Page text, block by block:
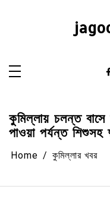
কুমিল্লায় চলন্ত
পাওয়া পর্যন্ত
Home কুমিল্লার খবর